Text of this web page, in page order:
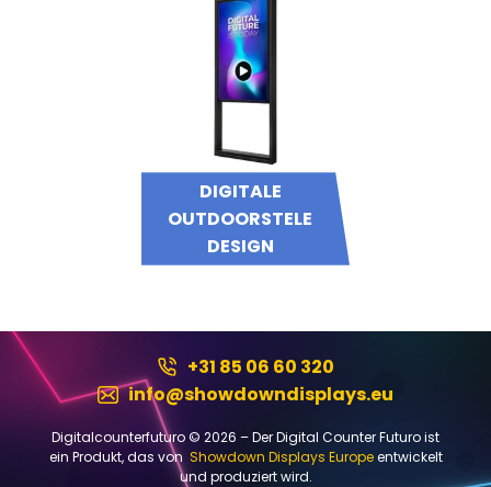
DIGITALE
OUTDOORSTELE
DESIGN
+31 85 06 60 320
info@showdowndisplays.eu
Digitalcounterfuturo © 2026 – Der Digital Counter Futuro ist
ein Produkt, das von Showdown Displays Europeentwickelt
und produziert wird.